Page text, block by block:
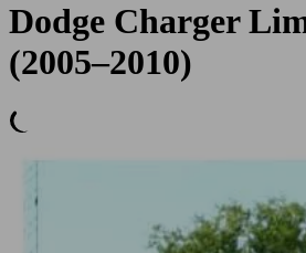
Dodge Charger
(2005–2010)